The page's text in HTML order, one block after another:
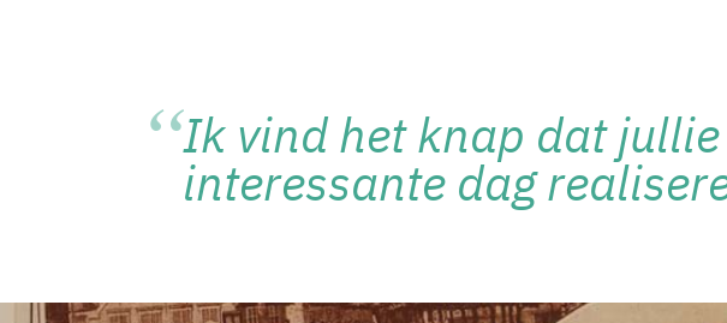
Ik vind het knap dat jullie
interessante dag